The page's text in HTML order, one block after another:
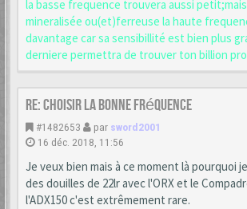
la basse frequence trouvera aussi
mineralisée ou(et)ferreuse la haute
davantage car sa sensibillité est bien plus
derniere permettra de trouver ton billion
Re: choisir la bonne fréquence
#1482653 par sword2001
16 déc. 2018, 11:56
Je veux bien mais à ce moment là pourquoi
des douilles de 22lr avec l'ORX et le
l'ADX150 c'est extrêmement rare.